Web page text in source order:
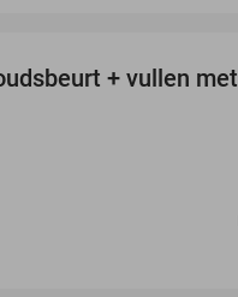
+ vullen met